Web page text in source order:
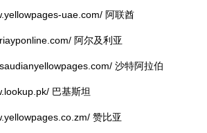
uae.com/ 阿联酋
阿尔及利亚
沙特阿拉伯
巴基斯坦
赞比亚